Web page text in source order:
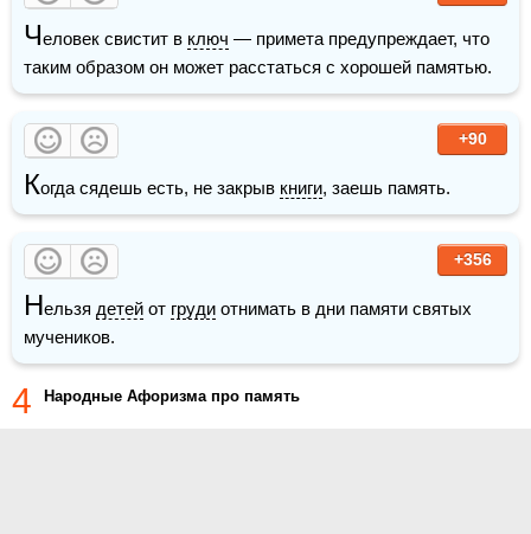
Человек свистит в ключ — примета предупреждает, что
таким образом он может расстаться с хорошей памятью.
+90
Когда сядешь есть, не закрыв книги, заешь память.
+356
Нельзя детей от груди отнимать в дни памяти святых
мучеников.
4 Народные Афоризма про память